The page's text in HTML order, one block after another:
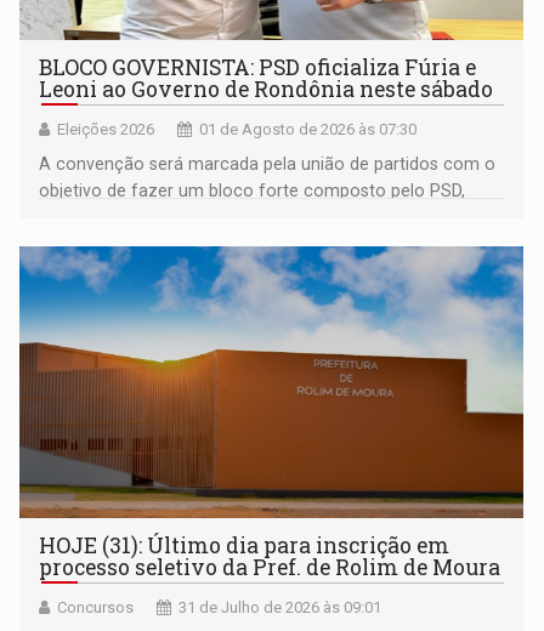
BLOCO GOVERNISTA: PSD oficializa Fúria e
Leoni ao Governo de Rondônia neste sábado
Eleições 2026 01 de Agosto de 2026 às 07:30
A convenção será marcada pela união de partidos com o
objetivo de fazer um bloco forte composto pelo PSD,
HOJE (31): Último dia para inscrição em
processo seletivo da Pref. de Rolim de Moura
Concursos 31 de Julho de 2026 às 09:01